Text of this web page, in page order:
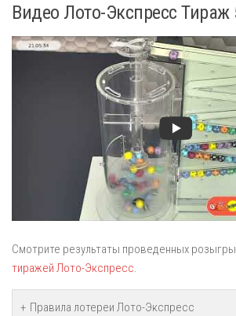
Видео Лото-Экспресс Тираж
Смотрите результаты проведенных
тиражей Лото-Экспресс.
Правила лотереи Лото-Экспресс